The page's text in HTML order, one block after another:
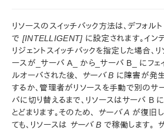
クラウド環境における LifeKeeper
について
LifeKeeper for Windows インストレ
LifeKeeper for Windows テクニカル
ン
リソースのスイッチバック方法は、デフォルト
で [INTELLIGENT] に設定されます。イン
リジェントスイッチバックを指定した場合、リ
ースが_サーバ A_ から_サーバ B_ にフェ
ルオーバされた後、
サーバ B に障害が発
するか、管理者がリソースを手動で別のサ
バに切り替えるまで、リソースはサーバ B に
とどまります。そのため、
サーバ A が復旧し
ても、リソースは サーバ B で稼働します。